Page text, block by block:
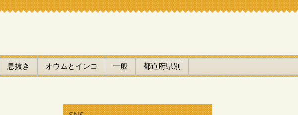
息抜き オウムとインコ 一般 都道府県別